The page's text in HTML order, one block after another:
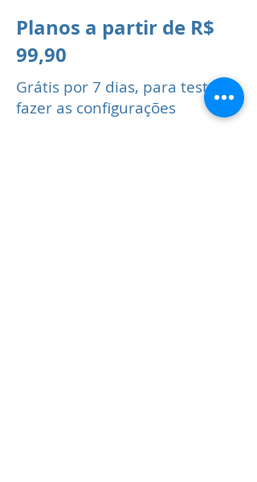
Planos a partir de R$
99,90
Grátis por 7 dias, para testar e
fazer as configurações